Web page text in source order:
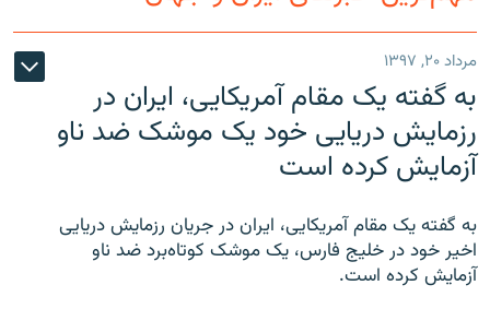
مرداد ۲۰, ۱۳۹۷
به گفته یک مقام آمریکایی، ایران در
رزمایش دریایی خود یک موشک ضد ناو
آزمایش کرده است
به گفته یک مقام آمریکایی، ایران در جریان رزمایش دریایی
اخیر خود در خلیج فارس، یک موشک کوتاه‌برد ضد ناو
آزمایش کرده است.